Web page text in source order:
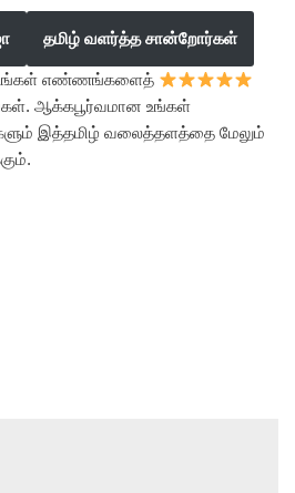
தமிழ் வளர்த்த சான்றோர்கள்
உங்கள் எண்ணங்களைத்
ஆக்கபூர்வமான உங்கள்
இத்தமிழ் வலைத்தளத்தை மேலும்